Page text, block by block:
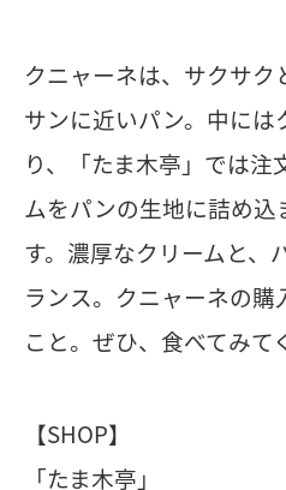
クニャーネは、サクサク
サンに近いパン。中には
り、「たま木亭」では注
ムをパンの生地に詰め
す。濃厚なクリームと、
ランス。クニャーネの購
こと。ぜひ、食べてみて
【SHOP】
「たま木亭」